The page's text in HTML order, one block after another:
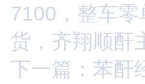
7100，整车零
货，齐翔顺酐
下一篇：苯酐